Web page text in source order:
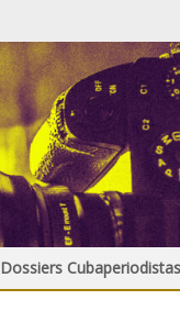
Dossiers Cubaperiodistas